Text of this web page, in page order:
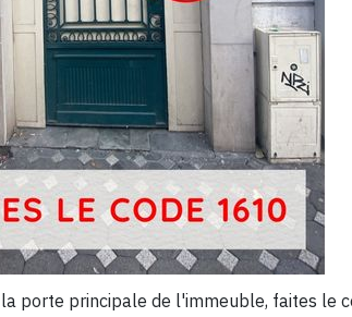
porte principale de l'immeuble, faites le